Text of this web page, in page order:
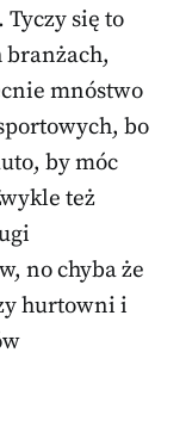
się to
mnóstwo
bo
by móc
też
no chyba że
hurtowni i